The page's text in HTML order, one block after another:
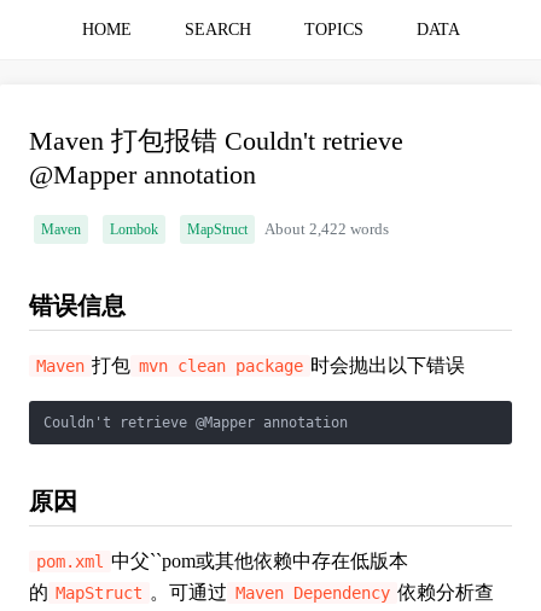
HOME SEARCH TOPICS DATA
Maven 打包报错 Couldn't retrieve
@Mapper annotation
Maven Lombok MapStruct About 2,422 words
错误信息
Maven 打包 mvn clean package 时会抛出以下错误
Couldn't retrieve @Mapper annotation
原因
pom.xml 中父``pom或其他依赖中存在低版本
的 MapStruct 。可通过 Maven Dependency 依赖分析查